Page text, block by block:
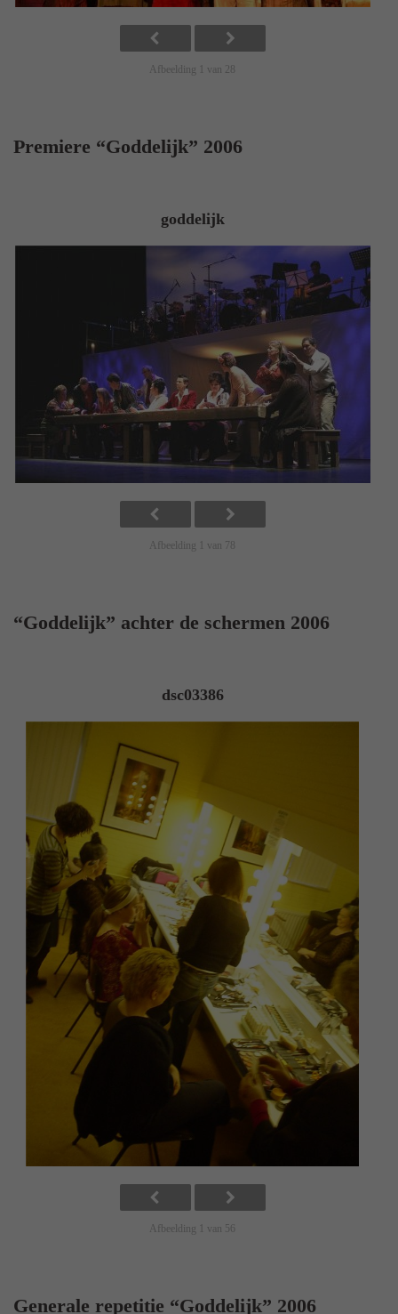
Afbeelding 1 van 28
Premiere “Goddelijk” 2006
goddelijk
Afbeelding 1 van 78
“Goddelijk” achter de schermen 2006
dsc03386
Afbeelding 1 van 56
Generale repetitie “Goddelijk” 2006